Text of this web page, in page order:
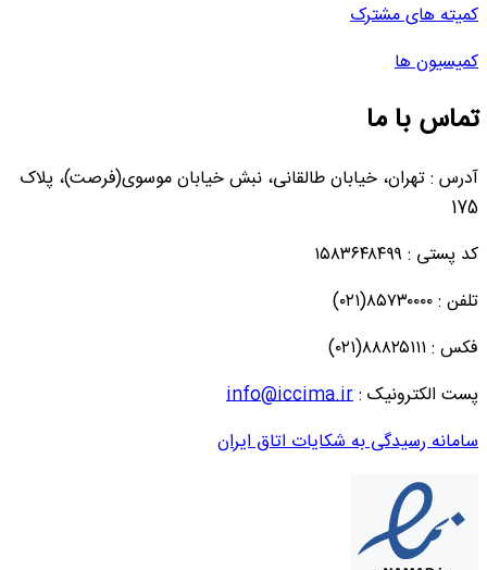
کمیته های مشترک
کمیسیون ها
تماس با ما
آدرس : تهران، خیابان طالقانی، نبش خیابان موسوی(فرصت)، پلاک
175
کد پستی : ۱۵۸۳۶۴۸۴۹۹
تلفن : ۸۵۷۳۰۰۰۰(۰۲۱)
فکس : ۸۸۸۲۵۱۱۱(۰۲۱)
پست الکترونیک :info@iccima.ir
سامانه رسیدگی به شکایات اتاق ایران